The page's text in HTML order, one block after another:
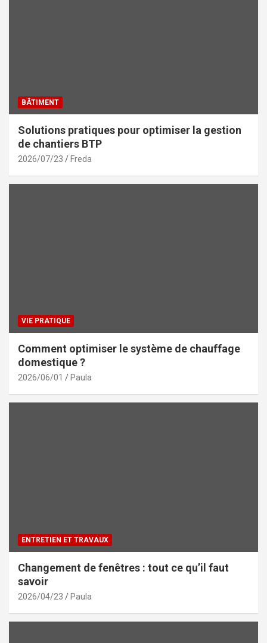
BÂTIMENT
Solutions pratiques pour optimiser la gestion
de chantiers BTP
2026/07/23 Freda
VIE PRATIQUE
Comment optimiser le système de chauffage
domestique ?
2026/06/01 Paula
ENTRETIEN ET TRAVAUX
Changement de fenêtres : tout ce qu’il faut
savoir
2026/04/23 Paula